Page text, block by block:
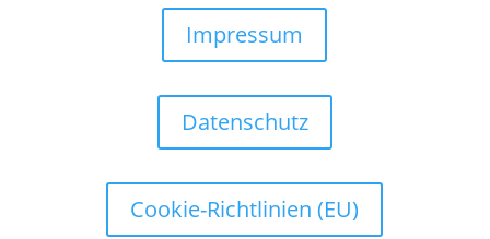
Impressum
Datenschutz
Cookie-Richtlinien (EU)